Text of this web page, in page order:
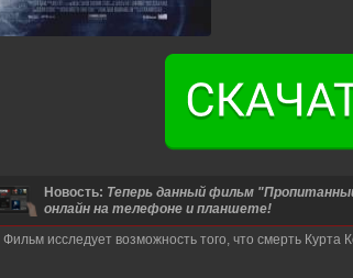
Новость: Теперь данный фильм
онлайн на телефоне и планшете!
Фильм исследует возможность того, что смерть